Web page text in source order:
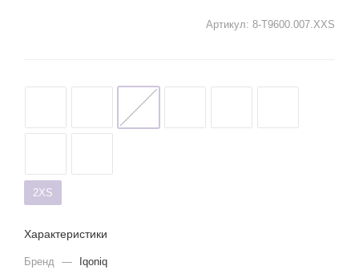
Артикул: 8-T9600.007.XXS
2XS
Характеристики
Бренд —
Iqoniq